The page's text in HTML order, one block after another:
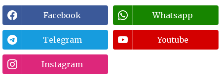
Facebook Whatsapp
Telegram Youtube
Instagram